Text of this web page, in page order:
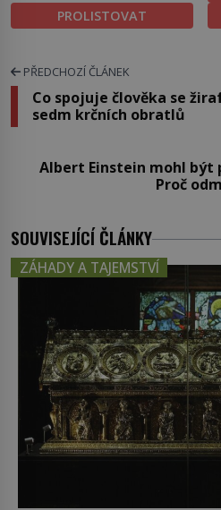
PROLISTOVAT
PŘEDCHOZÍ ČLÁNEK
Co spojuje člověka se
sedm krčních obratlů
Albert Einstein mohl být
Proč
SOUVISEJÍCÍ ČLÁNKY
ZÁHADY A TAJEMSTVÍ